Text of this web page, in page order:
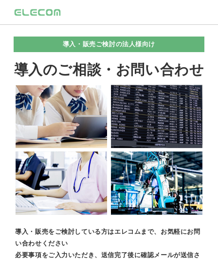
導入・販売ご検討の法人様向け
導入のご相談・お問い合わせ
導入・販売をご検討している方はエレコムまで、お気軽にお問
い合わせください
必要事項をご入力いただき、送信完了後に確認メールが送信さ